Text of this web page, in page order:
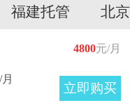
福建托管 北
4800元/月
立即购买